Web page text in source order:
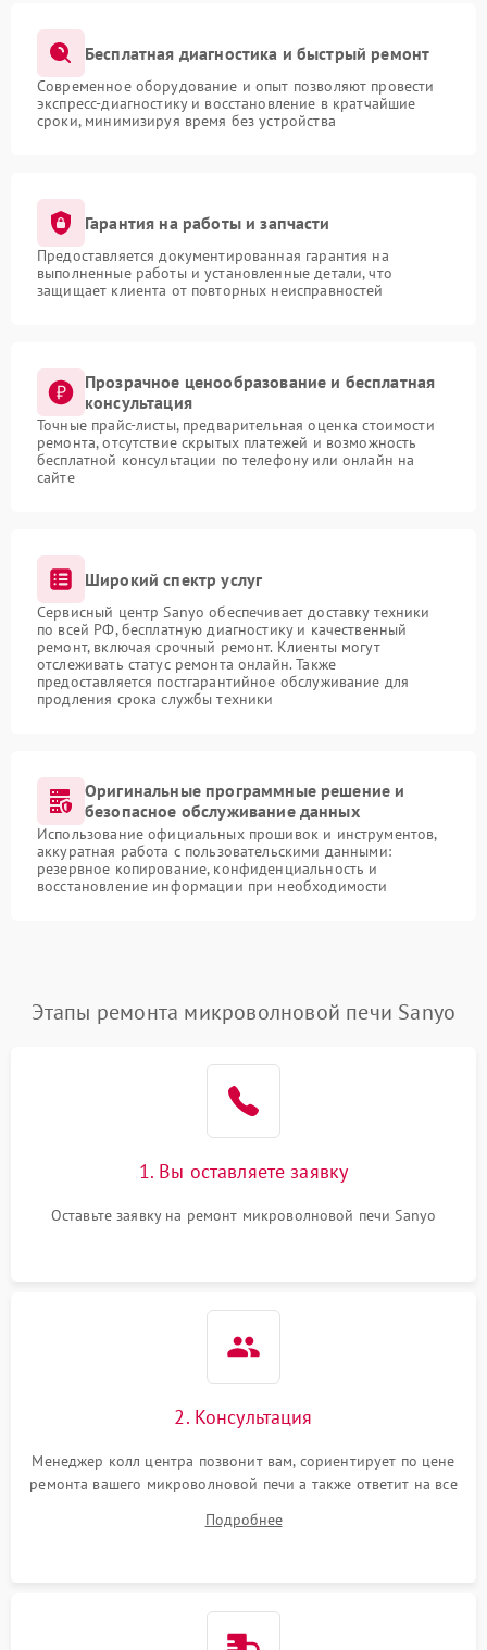
Бесплатная диагностика и быстрый ремонт
Современное оборудование и опыт позволяют провести
экспресс-диагностику и восстановление в кратчайшие
сроки, минимизируя время без устройства
Гарантия на работы и запчасти
Предоставляется документированная гарантия на
выполненные работы и установленные детали, что
защищает клиента от повторных неисправностей
Прозрачное ценообразование и бесплатная
консультация
Точные прайс-листы, предварительная оценка стоимости
ремонта, отсутствие скрытых платежей и возможность
бесплатной консультации по телефону или онлайн на
сайте
Широкий спектр услуг
Сервисный центр Sanyo обеспечивает доставку техники
по всей РФ, бесплатную диагностику и качественный
ремонт, включая срочный ремонт. Клиенты могут
отслеживать статус ремонта онлайн. Также
предоставляется постгарантийное обслуживание для
продления срока службы техники
Оригинальные программные решение и
безопасное обслуживание данных
Использование официальных прошивок и инструментов,
аккуратная работа с пользовательскими данными:
резервное копирование, конфиденциальность и
восстановление информации при необходимости
Этапы ремонта микроволновой печи Sanyo
1. Вы оставляете заявку
Оставьте заявку на ремонт микроволновой печи Sanyo
2. Консультация
Менеджер колл центра позвонит вам, сориентирует по цене
ремонта вашего микроволновой печи а также ответит на все
Подробнее